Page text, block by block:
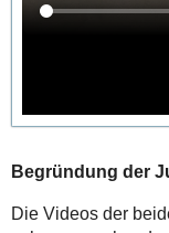
Begründung der
Die Videos der